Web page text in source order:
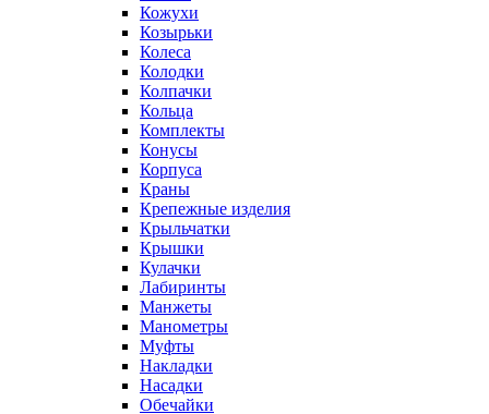
Кожухи
Козырьки
Колеса
Колодки
Колпачки
Кольца
Комплекты
Конусы
Корпуса
Краны
Крепежные изделия
Крыльчатки
Крышки
Кулачки
Лабиринты
Манжеты
Манометры
Муфты
Накладки
Насадки
Обечайки